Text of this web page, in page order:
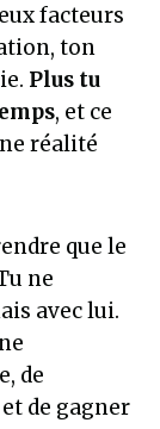
facteurs
ton
Plus tu
, et ce
réalité
que le
ne
avec lui.
de
de gagner